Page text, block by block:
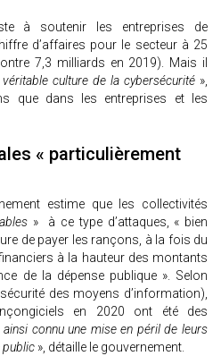
à soutenir les entreprises de
d’affaires pour le secteur à 25
7,3 milliards en 2019). Mais il
culture de la cybersécurité »,
que dans les entreprises et les
« particulièrement
estime que les collectivités
» à ce type d’attaques, « bien
de payer les rançons, à la fois du
à la hauteur des montants
de la dépense publique ». Selon
des moyens d’information),
en 2020 ont été des
connu une mise en péril de leurs
public », détaille le gouvernement.